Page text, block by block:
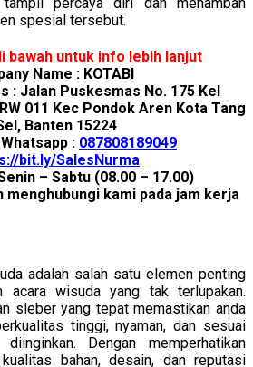
spesial tersebut.
bawah untuk info lebih lanjut
Name : KOTABI
: Jalan Puskesmas No. 175 Kel
011 Kec Pondok Aren Kota Tang
Banten 15224
: 087808189049
bit.ly/SalesNurma
– Sabtu (08.00 – 17.00)
menghubungi kami pada jam kerja
adalah salah satu elemen penting
acara wisuda yang tak terlupakan.
sleber yang tepat memastikan anda
tinggi, nyaman, dan sesuai
Dengan memperhatikan
bahan, desain, dan reputasi